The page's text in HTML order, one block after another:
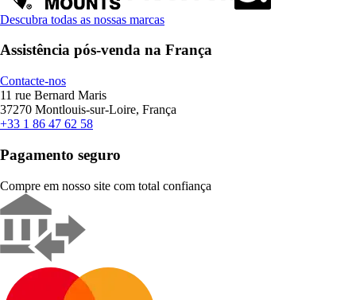
Descubra todas as nossas marcas
Assistência pós-venda na França
Contacte-nos
11 rue Bernard Maris
37270 Montlouis-sur-Loire, França
+33 1 86 47 62 58
Pagamento seguro
Compre em nosso site com total confiança